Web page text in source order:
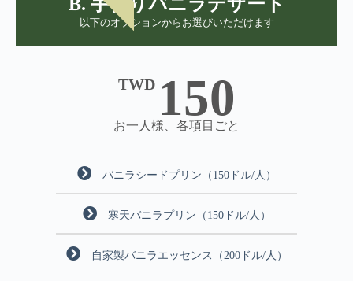
以下のオプションからお選びいただけます
TWD 150
お一人様、各項目ごと
バニラシードプリン（150ドル/人）
寒天バニラプリン（150ドル/人）
自家製バニラエッセンス（200ドル/人）